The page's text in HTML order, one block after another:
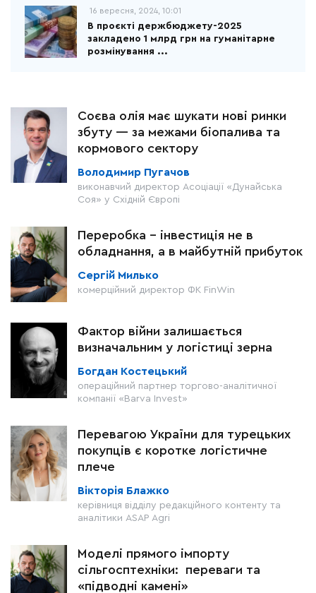
16 вересня, 2024, 10:01
В проєкті держбюджету-2025
закладено 1 млрд грн на гуманітарне
розмінування ...
Соєва олія має шукати нові ринки
збуту — за межами біопалива та
кормового сектору
Володимир Пугачов
виконавчий директор Асоціації «Дунайська
Соя» у Східній Європі
Переробка - інвестиція не в
обладнання, а в майбутній прибуток
Сергій Милько
комерційний директор ФК FinWin
Фактор війни залишається
визначальним у логістиці зерна
Богдан Костецький
операційний партнер торгово-аналітичної
компанії «Barva Invest»
Перевагою України для турецьких
покупців є коротке логістичне
плече
Вікторія Блажко
керівниця відділу редакційного контенту та
аналітики ASAP Agri
Моделі прямого імпорту
сільгосптехніки: переваги та
«підводні камені»